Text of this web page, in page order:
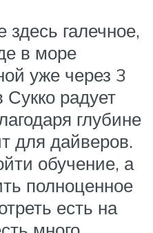
галечное,
в море
уже через 3
Сукко радует
глубине
для дайверов.
обучение, а
полноценное
есть на